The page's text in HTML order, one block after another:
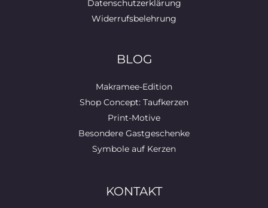
Datenschutzerklärung
Widerrufsbelehrung
BLOG
Makramee-Edition
Shop Concept: Taufkerzen
Print-Motive
Besondere Gastgeschenke
Symbole auf Kerzen
KONTAKT